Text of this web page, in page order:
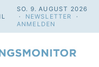
SO. 9. AUGUST 2026
· NEWSLETTER
·
ANMELDEN